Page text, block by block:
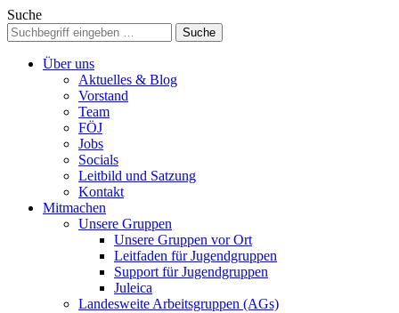
Suche
Über uns
Aktuelles & Blog
Vorstand
Team
FÖJ
Jobs
Socials
Leitbild und Satzung
Kontakt
Mitmachen
Unsere Gruppen
Unsere Gruppen vor Ort
Leitfaden für Jugendgruppen
Support für Jugendgruppen
Juleica
Landesweite Arbeitsgruppen (AGs)